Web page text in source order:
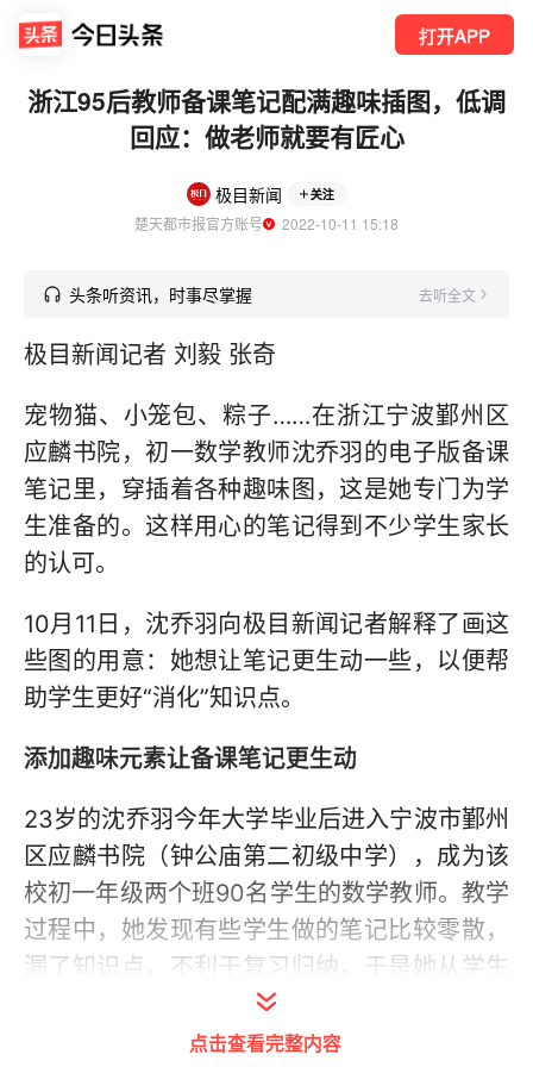
打开APP
浙江95后教师备课笔记配满趣味插图，低调
回应：做老师就要有匠心
极目新闻 关注
楚天都市报官方账号
  2022-10-11 15:18
头条听资讯，时事尽掌握 去听全文
极目新闻记者 刘毅 张奇
宠物猫、小笼包、粽子……在浙江宁波鄞州区
应麟书院，初一数学教师沈乔羽的电子版备课
笔记里，穿插着各种趣味图，这是她专门为学
生准备的。这样用心的笔记得到不少学生家长
的认可。
10月11日，沈乔羽向极目新闻记者解释了画这
些图的用意：她想让笔记更生动一些，以便帮
助学生更好“消化”知识点。
添加趣味元素让备课笔记更生动
23岁的沈乔羽今年大学毕业后进入宁波市鄞州
区应麟书院（钟公庙第二初级中学），成为该
校初一年级两个班90名学生的数学教师。教学
过程中，她发现有些学生做的笔记比较零散，
漏了知识点，不利于复习归纳，于是她从学生
的角度制作了一份备课笔记。
点击查看完整内容